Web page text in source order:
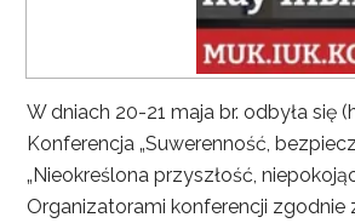
W dniach 20-21 maja br. odbyła
Konferencja „Suwerenność,
„Nieokreślona przyszłość,
Organizatorami konferencji